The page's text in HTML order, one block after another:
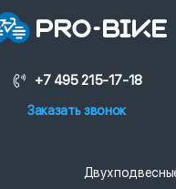
+7 495 215-17-18
Заказать звонок